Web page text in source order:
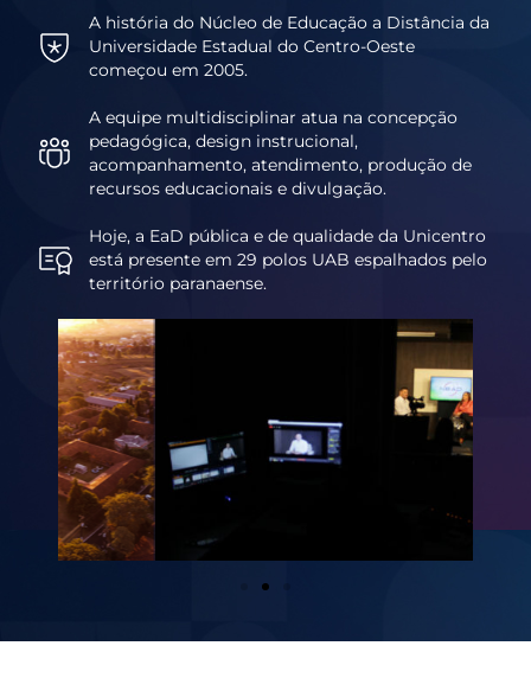
A história do Núcleo de Educação a Distância da
Universidade Estadual do Centro-Oeste
começou em 2005.
A equipe multidisciplinar atua na concepção
pedagógica, design instrucional,
acompanhamento, atendimento, produção de
recursos educacionais e divulgação.
Hoje, a EaD pública e de qualidade da Unicentro
está presente em 29 polos UAB espalhados pelo
território paranaense.